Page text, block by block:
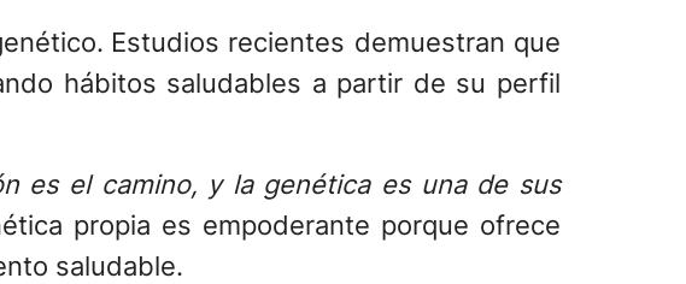
Estudios recientes demuestran que
hábitos saludables a partir de su perfil
es el camino, y la genética es una de sus
propia es empoderante porque ofrece
saludable.